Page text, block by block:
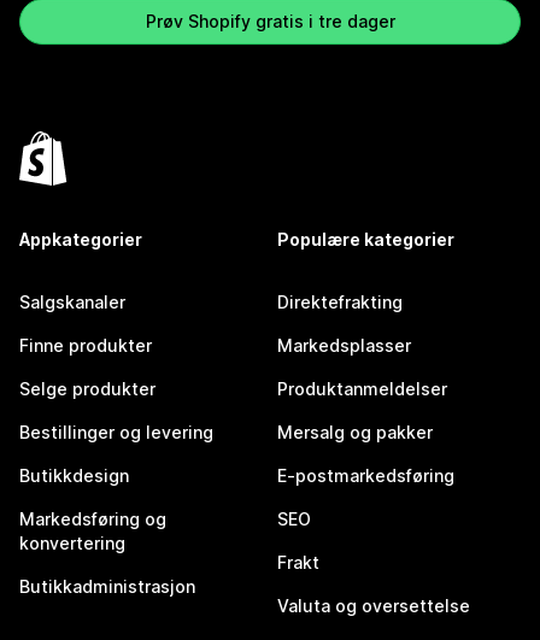
Prøv Shopify gratis i tre dager
Appkategorier
Salgskanaler
Finne produkter
Selge produkter
Bestillinger og levering
Butikkdesign
Markedsføring og
konvertering
Butikkadministrasjon
Populære kategorier
Direktefrakting
Markedsplasser
Produktanmeldelser
Mersalg og pakker
E-postmarkedsføring
SEO
Frakt
Valuta og oversettelse